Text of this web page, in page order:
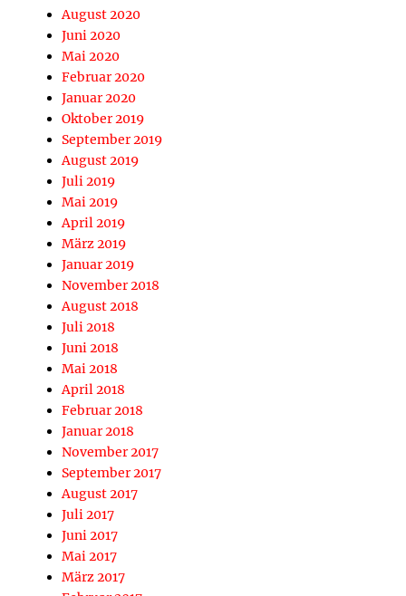
August 2020
Juni 2020
Mai 2020
Februar 2020
Januar 2020
Oktober 2019
September 2019
August 2019
Juli 2019
Mai 2019
April 2019
März 2019
Januar 2019
November 2018
August 2018
Juli 2018
Juni 2018
Mai 2018
April 2018
Februar 2018
Januar 2018
November 2017
September 2017
August 2017
Juli 2017
Juni 2017
Mai 2017
März 2017